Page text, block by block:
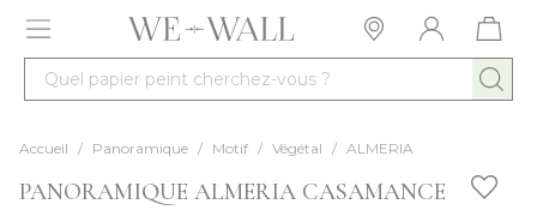
Allez au contenu
Quel papier peint cherchez-vous ?
Accueil / Panoramique / Motif / Végétal / ALMERIA
PANORAMIQUE ALMERIA CASAMANCE